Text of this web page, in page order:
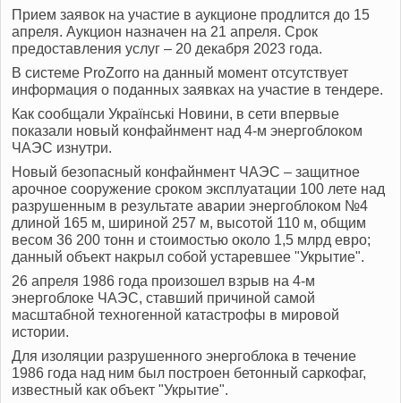
Прием заявок на участие в аукционе продлится до 15
апреля. Аукцион назначен на 21 апреля. Срок
предоставления услуг – 20 декабря 2023 года.
В системе ProZorro на данный момент отсутствует
информация о поданных заявках на участие в тендере.
Как сообщали Українські Новини, в сети впервые
показали новый конфайнмент над 4-м энергоблоком
ЧАЭС изнутри.
Новый безопасный конфайнмент ЧАЭС – защитное
арочное сооружение сроком эксплуатации 100 лете над
разрушенным в результате аварии энергоблоком №4
длиной 165 м, шириной 257 м, высотой 110 м, общим
весом 36 200 тонн и стоимостью около 1,5 млрд евро;
данный объект накрыл собой устаревшее "Укрытие".
26 апреля 1986 года произошел взрыв на 4-м
энергоблоке ЧАЭС, ставший причиной самой
масштабной техногенной катастрофы в мировой
истории.
Для изоляции разрушенного энергоблока в течение
1986 года над ним был построен бетонный саркофаг,
известный как объект "Укрытие".